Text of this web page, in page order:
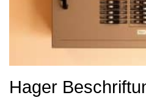
Hager